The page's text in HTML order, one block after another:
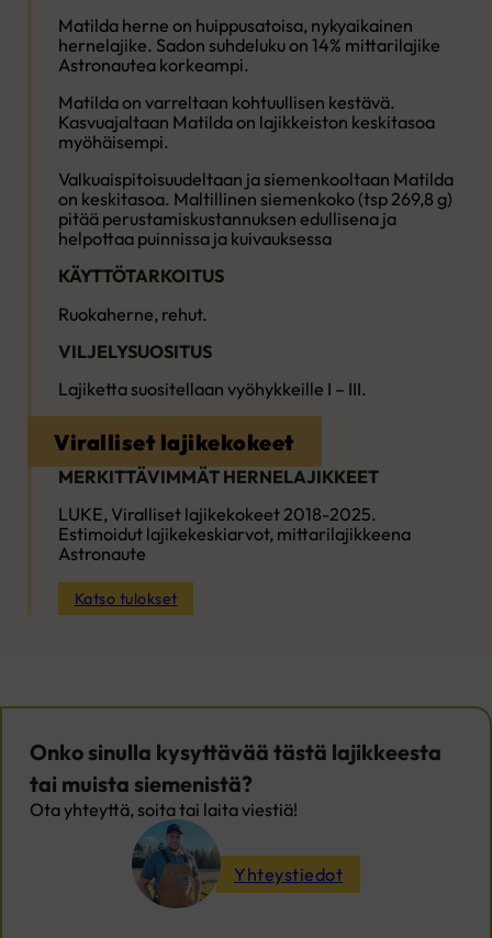
Matilda herne on huippusatoisa, nykyaikainen
hernelajike. Sadon suhdeluku on 14% mittarilajike
Astronautea korkeampi.
Matilda on varreltaan kohtuullisen kestävä.
Kasvuajaltaan Matilda on lajikkeiston keskitasoa
myöhäisempi.
Valkuaispitoisuudeltaan ja siemenkooltaan Matilda
on keskitasoa. Maltillinen siemenkoko (tsp 269,8 g)
pitää perustamiskustannuksen edullisena ja
helpottaa puinnissa ja kuivauksessa
KÄYTTÖTARKOITUS
Ruokaherne, rehut.
VILJELYSUOSITUS
Lajiketta suositellaan vyöhykkeille I – III.
Viralliset lajikekokeet
MERKITTÄVIMMÄT HERNELAJIKKEET
LUKE, Viralliset lajikekokeet 2018-2025.
Estimoidut lajikekeskiarvot, mittarilajikkeena
Astronaute
Katso tulokset
Onko sinulla kysyttävää tästä lajikkeesta
tai muista siemenistä?
Ota yhteyttä, soita tai laita viestiä!
Yhteystiedot